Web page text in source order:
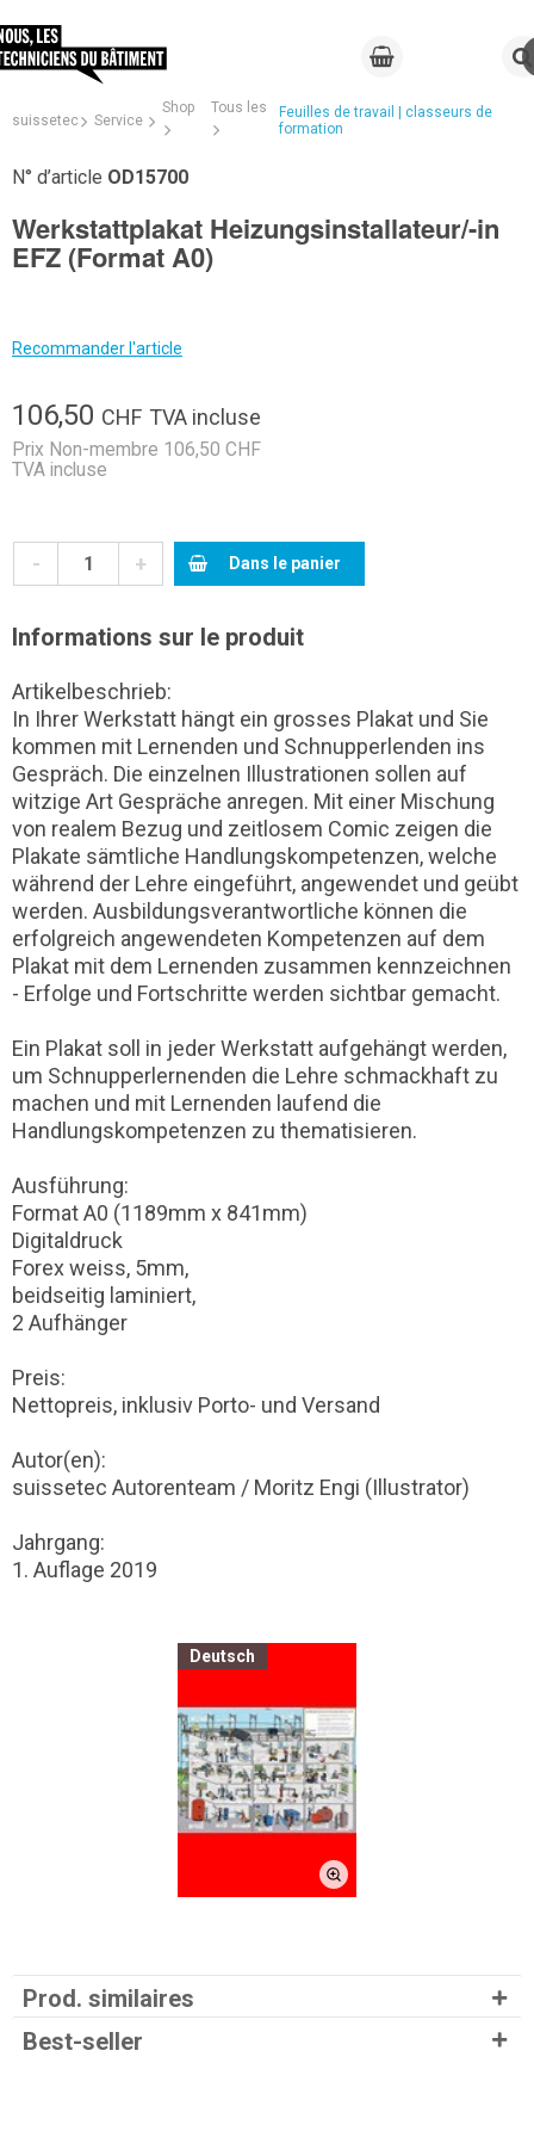
suissetec Service
Shop Tous les
Feuilles de travail | classeurs de
formation
N° d’article OD15700
Werkstattplakat Heizungsinstallateur/-in
EFZ (Format A0)
Recommander l'article
106,50 CHF TVA incluse
Prix Non-membre 106,50 CHF
TVA incluse
- + Dans le panier
Informations sur le produit
Artikelbeschrieb:
In Ihrer Werkstatt hängt ein grosses Plakat und Sie
kommen mit Lernenden und Schnupperlenden ins
Gespräch. Die einzelnen Illustrationen sollen auf
witzige Art Gespräche anregen. Mit einer Mischung
von realem Bezug und zeitlosem Comic zeigen die
Plakate sämtliche Handlungskompetenzen, welche
während der Lehre eingeführt, angewendet und geübt
werden. Ausbildungsverantwortliche können die
erfolgreich angewendeten Kompetenzen auf dem
Plakat mit dem Lernenden zusammen kennzeichnen
- Erfolge und Fortschritte werden sichtbar gemacht.
Ein Plakat soll in jeder Werkstatt aufgehängt werden,
um Schnupperlernenden die Lehre schmackhaft zu
machen und mit Lernenden laufend die
Handlungskompetenzen zu thematisieren.
Ausführung:
Format A0 (1189mm x 841mm)
Digitaldruck
Forex weiss, 5mm,
beidseitig laminiert,
2 Aufhänger
Preis:
Nettopreis, inklusiv Porto- und Versand
Autor(en):
suissetec Autorenteam / Moritz Engi (Illustrator)
Jahrgang:
1. Auflage 2019
Deutsch
Prod. similaires
Best-seller